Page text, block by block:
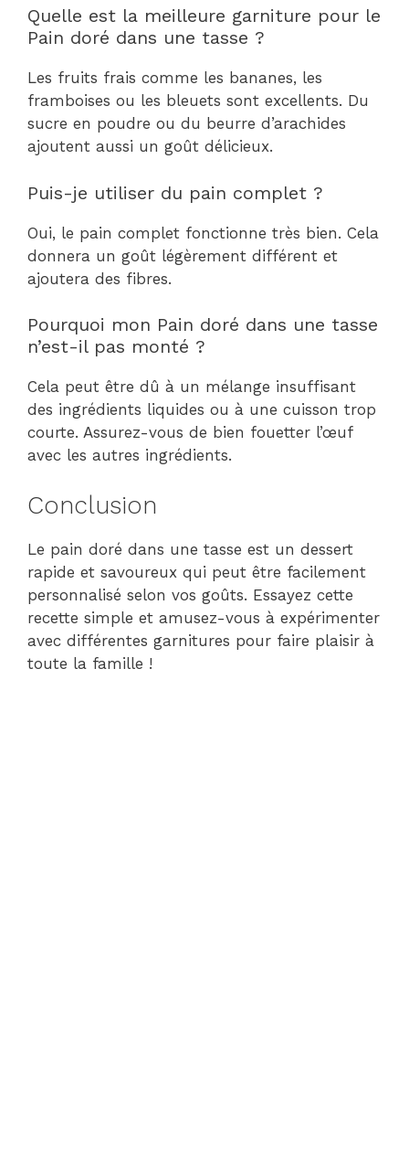
Quelle est la meilleure garniture pour le
Pain doré dans une tasse ?
Les fruits frais comme les bananes, les
framboises ou les bleuets sont excellents. Du
sucre en poudre ou du beurre d’arachides
ajoutent aussi un goût délicieux.
Puis-je utiliser du pain complet ?
Oui, le pain complet fonctionne très bien. Cela
donnera un goût légèrement différent et
ajoutera des fibres.
Pourquoi mon Pain doré dans une tasse
n’est-il pas monté ?
Cela peut être dû à un mélange insuffisant
des ingrédients liquides ou à une cuisson trop
courte. Assurez-vous de bien fouetter l’œuf
avec les autres ingrédients.
Conclusion
Le pain doré dans une tasse est un dessert
rapide et savoureux qui peut être facilement
personnalisé selon vos goûts. Essayez cette
recette simple et amusez-vous à expérimenter
avec différentes garnitures pour faire plaisir à
toute la famille !